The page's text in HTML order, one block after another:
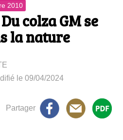
2010
colza GM se
la nature
le 09/04/2024
Partager